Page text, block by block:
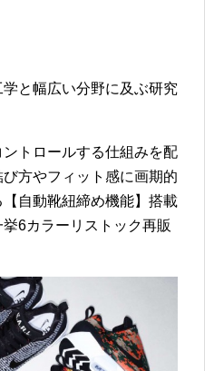
と幅広い分野に及ぶ研究
トロールする仕組みを配
方やフィット感に画期的
自動靴紐締め機能】搭載
6カラーリストック再販